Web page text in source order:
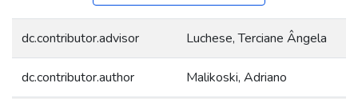
dc.contributor.advisor Luchese, Terciane Ângela
dc.contributor.author Malikoski, Adriano